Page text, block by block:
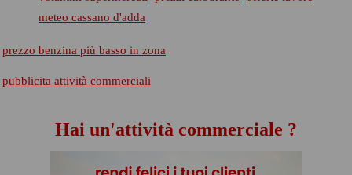
meteo cassano d'adda
prezzo benzina più basso in zona
pubblicita attività commerciali
Hai un'attività commerciale ?